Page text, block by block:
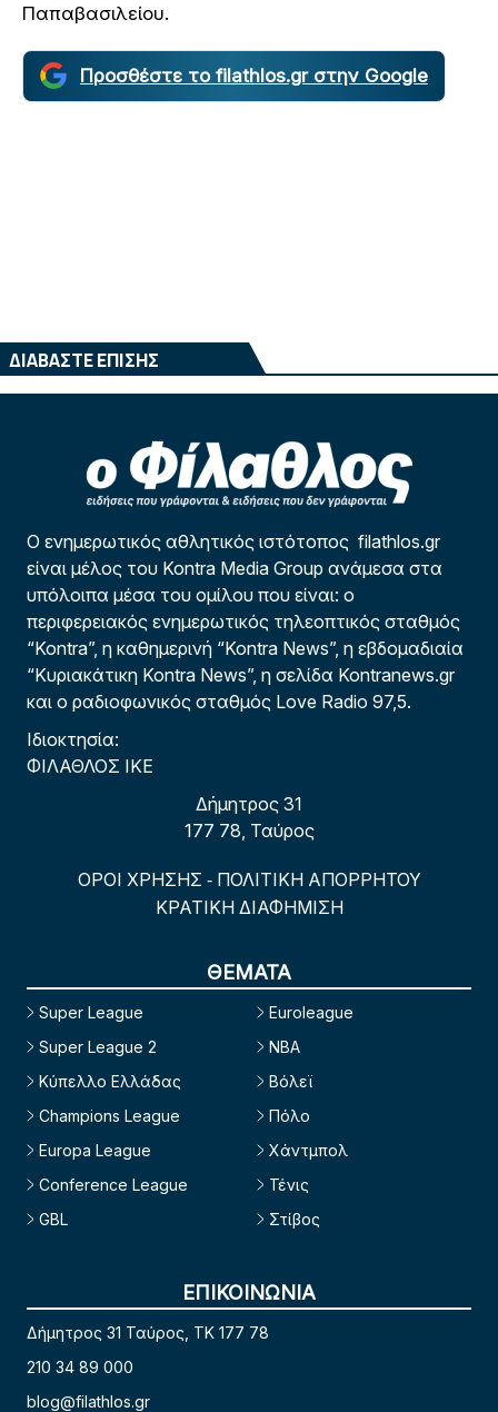
Παπαβασιλείου.
Προσθέστε το filathlos.gr στην Google
ΔΙΑΒΑΣΤΕ ΕΠΙΣΗΣ
Ο ενημερωτικός αθλητικός ιστότοπος filathlos.gr
είναι μέλος του Kontra Media Group ανάμεσα στα
υπόλοιπα μέσα του ομίλου που είναι: ο
περιφερειακός ενημερωτικός τηλεοπτικός σταθμός
“Kontra”, η καθημερινή “Kontra News”, η εβδομαδιαία
“Κυριακάτικη Kontra News”, η σελίδα Kontranews.gr
και ο ραδιοφωνικός σταθμός Love Radio 97,5.
Ιδιοκτησία:
ΦΙΛΑΘΛΟΣ ΙΚΕ
Δήμητρος 31
177 78, Ταύρος
ΟΡΟΙ ΧΡΗΣΗΣ - ΠΟΛΙΤΙΚΗ ΑΠΟΡΡΗΤΟΥ
ΚΡΑΤΙΚΗ ΔΙΑΦΗΜΙΣΗ
ΘΕΜΑΤΑ
Super League
Super League 2
Κύπελλο Ελλάδας
Champions League
Europa League
Conference League
GBL
Euroleague
NBA
Βόλεϊ
Πόλο
Χάντμπολ
Τένις
Στίβος
ΕΠΙΚΟΙΝΩΝΙΑ
Δήμητρος 31 Ταύρος, TK 177 78
210 34 89 000
blog@filathlos.gr